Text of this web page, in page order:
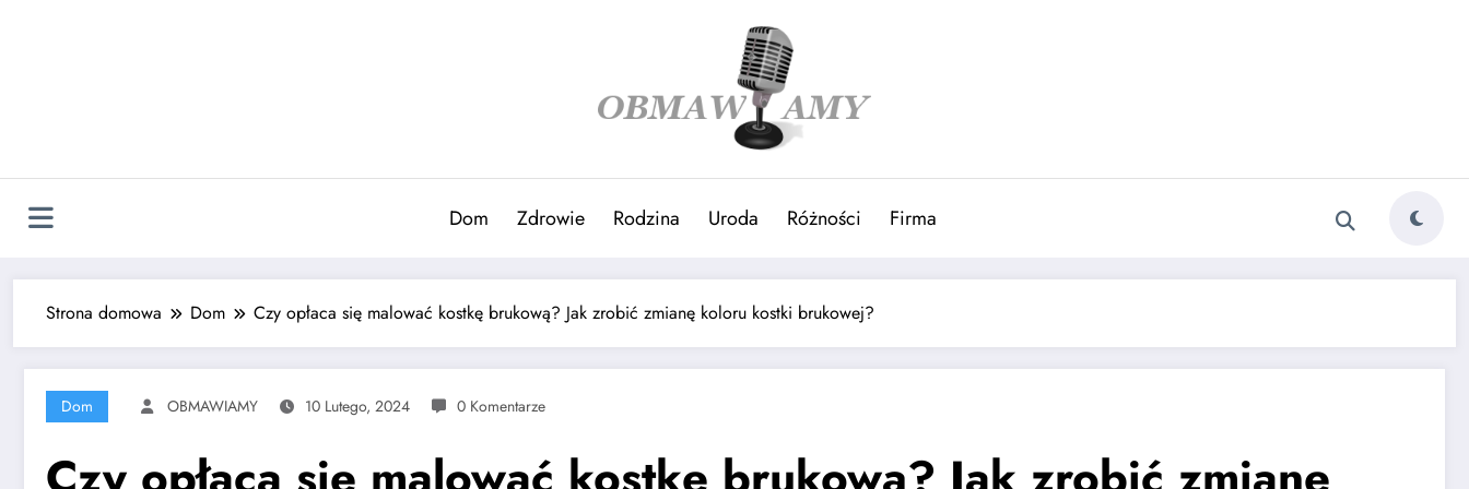
Dom Zdrowie Rodzina Uroda Różności Firma
Strona domowa Dom Czy opłaca się malować kostkę brukową? Jak zrobić zmianę koloru kostki brukowej?
Dom OBMAWIAMY 10 Lutego, 2024 0 Komentarze